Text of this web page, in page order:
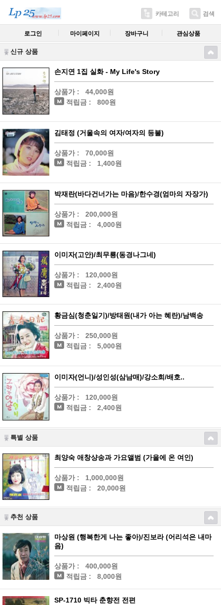
카테고리 검색
로그인 마이페이지 장바구니 관심상품
신규 상품
손지연 1집 실화 - My Life's Story
상품가 :
44,000원
적립금 :
800원
김태정 (거울속의 여자/여자의 등불)
상품가 :
70,000원
적립금 :
1,400원
박재란(바다건너가는 마음)/한수경(엄마의 자장가)
상품가 :
200,000원
적립금 :
4,000원
이미자(고안)/최무룡(동경나그네)
상품가 :
120,000원
적립금 :
2,400원
황금심(청춘일기)/방태원(내가 아는 혜란)/남백송
상품가 :
250,000원
적립금 :
5,000원
이미자(언니)/성인성(삼남매)/강소희/배호..
상품가 :
120,000원
적립금 :
2,400원
특별 상품
최양숙 애창샹송과 가요앨범 (가을에 온 여인)
상품가 :
1,000,000원
적립금 :
20,000원
추천 상품
마상원 (행복한게 나는 좋아)/진보라 (어리석은 내마
음)
상품가 :
400,000원
적립금 :
8,000원
SP-1710 빅타 춘향전 전편